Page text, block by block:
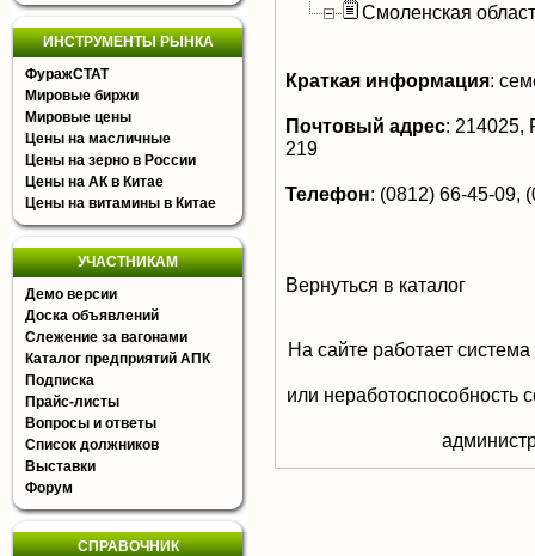
ИНСТРУМЕНТЫ РЫНКА
ФуражСТАТ
Мировые биржи
Мировые цены
Цены на масличные
Цены на зерно в России
Цены на АК в Китае
Цены на витамины в Китае
УЧАСТНИКАМ
Демо версии
Доска объявлений
Слежение за вагонами
Каталог предприятий АПК
Подписка
Прайс-листы
Вопросы и ответы
Список должников
Выставки
Форум
СПРАВОЧНИК
Смоленская
Краткая информация:
Почтовый адрес: 214025,
219
Телефон: (0812) 66-45-09,
Вернуться в каталог
На сайте работает
или неработоспособность